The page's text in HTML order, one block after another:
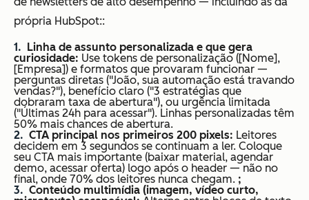
própria HubSpot::
Linha de assunto personalizada e que gera
curiosidade: Use tokens de personalização ([Nome],
[Empresa]) e formatos que provaram funcionar —
perguntas diretas ("João, sua automação está travando
vendas?"), benefício claro ("3 estratégias que
dobraram taxa de abertura"), ou urgência limitada
("Últimas 24h para acessar"). Linhas personalizadas têm
50% mais chances de abertura.
CTA principal nos primeiros 200 pixels: Leitores
decidem em 3 segundos se continuam a ler. Coloque
seu CTA mais importante (baixar material, agendar
demo, acessar oferta) logo após o header — não no
final, onde 70% dos leitores nunca chegam. ;
Conteúdo multimídia (imagem, vídeo curto,